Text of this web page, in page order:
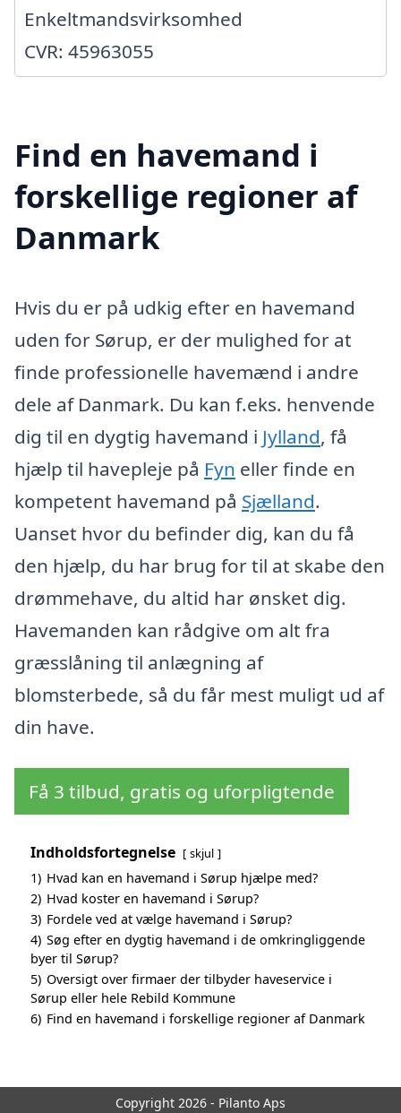
Enkeltmandsvirksomhed
CVR: 45963055
Find en havemand i
forskellige regioner af
Danmark
Hvis du er på udkig efter en havemand
uden for Sørup, er der mulighed for at
finde professionelle havemænd i andre
dele af Danmark. Du kan f.eks. henvende
dig til en dygtig havemand i Jylland, få
hjælp til havepleje på Fyn eller finde en
kompetent havemand på Sjælland.
Uanset hvor du befinder dig, kan du få
den hjælp, du har brug for til at skabe den
drømmehave, du altid har ønsket dig.
Havemanden kan rådgive om alt fra
græsslåning til anlægning af
blomsterbede, så du får mest muligt ud af
din have.
Få 3 tilbud, gratis og uforpligtende
Indholdsfortegnelse skjul
1) Hvad kan en havemand i Sørup hjælpe med?
2) Hvad koster en havemand i Sørup?
3) Fordele ved at vælge havemand i Sørup?
4) Søg efter en dygtig havemand i de omkringliggende
byer til Sørup?
5) Oversigt over firmaer der tilbyder haveservice i
Sørup eller hele Rebild Kommune
6) Find en havemand i forskellige regioner af Danmark
Copyright 2026 - Pilanto Aps